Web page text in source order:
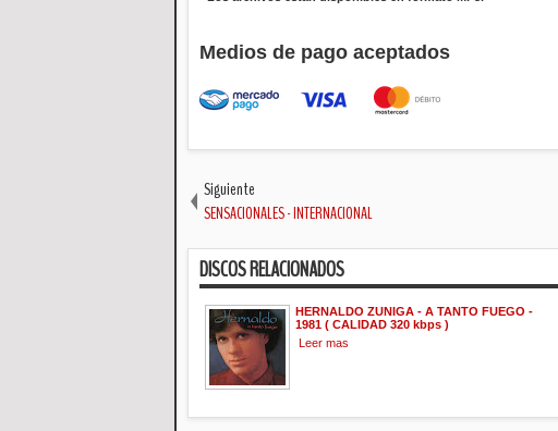
Medios de pago aceptados
Siguiente
SENSACIONALES - INTERNACIONAL
DISCOS RELACIONADOS
HERNALDO ZUNIGA - A TANTO FUEGO -
1981 ( CALIDAD 320 kbps )
Leer mas